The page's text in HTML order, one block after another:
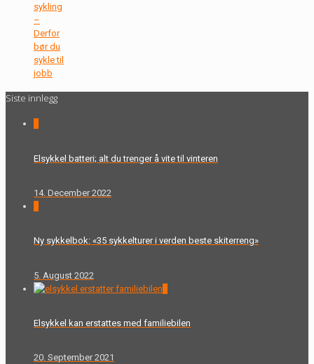
sykling
–
Derfor
bør du
sykle til
jobb
Siste innlegg
Elsykkel batteri; alt du trenger å vite til vinteren
14. December 2022
Ny sykkelbok: «35 sykkelturer i verden beste skiterreng»
5. August 2022
Elsykkel kan erstattes med familiebilen
20. September 2021